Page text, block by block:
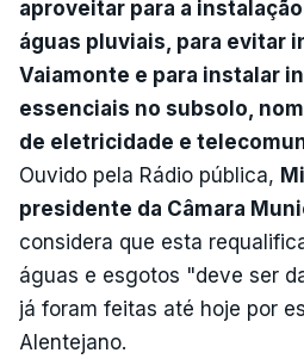
aproveitar para a
águas pluviais, para evitar
Vaiamonte e para instalar
essenciais no subsolo,
de eletricidade e
Ouvido pela Rádio pública,
presidente da Câmara
considera que esta
águas e esgotos "deve ser
já foram feitas até hoje por
Alentejano.